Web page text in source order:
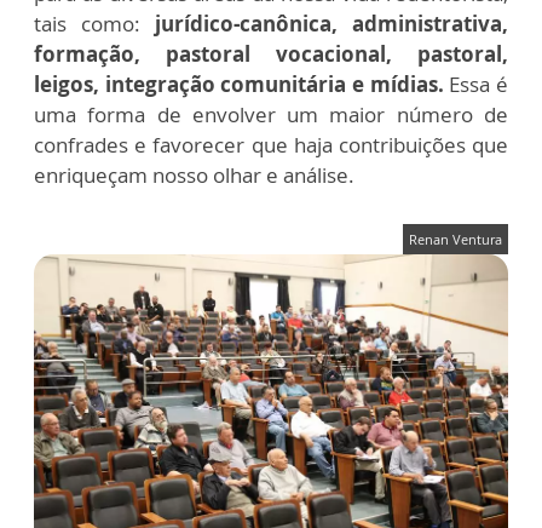
tais como: jurídico-canônica, administrativa,
formação, pastoral vocacional, pastoral,
leigos, integração comunitária e mídias. Essa é
uma forma de envolver um maior número de
confrades e favorecer que haja contribuições que
enriqueçam nosso olhar e análise.
Renan Ventura